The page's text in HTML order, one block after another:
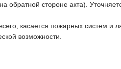
обратной стороне акта).
касается пожарных систем и
возможности.